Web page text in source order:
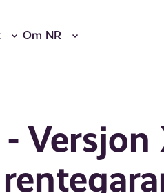
Om NR
Versjon